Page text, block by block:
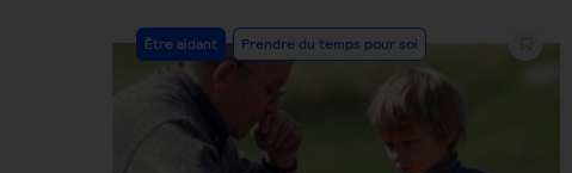
Post
Category:
Être aidant Prendre du temps pour soi